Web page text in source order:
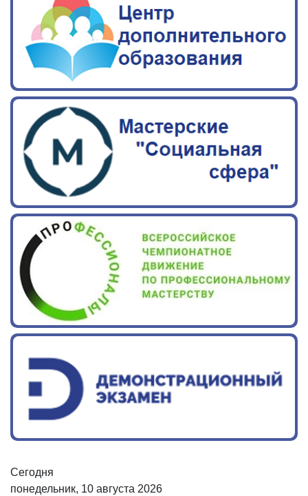
Сегодня
понедельник, 10 августа 2026